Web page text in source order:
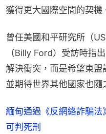
獲得更大國際空間的契機
曾任美國和平研究所（
（Billy Ford）受訪時指
解決衝突，而是希望東盟
並期待世界其他國家也隨
緬甸通過《反網絡詐騙
可判死刑